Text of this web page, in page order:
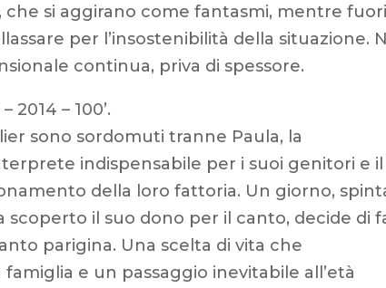
che si aggirano come fantasmi, mentre
per l’insostenibilità della situazione.
continua, priva di spessore.
2014 – 100’.
sono sordomuti tranne Paula, la
indispensabile per i suoi genitori e il
della loro fattoria. Un giorno,
scoperto il suo dono per il canto, decide di
parigina. Una scelta di vita che
e un passaggio inevitabile all’età